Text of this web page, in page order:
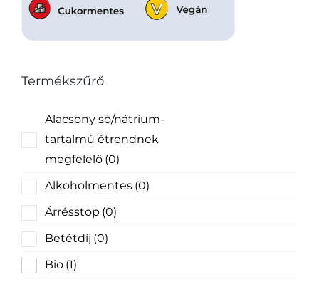
Termékszűrő
Alacsony só/nátrium-
tartalmú étrendnek
megfelelő (0)
Alkoholmentes (0)
Árrésstop (0)
Betétdíj (0)
Bio (1)